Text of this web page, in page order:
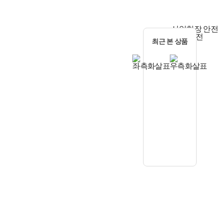
최근 본 상품
산업현장 안전
학교 안전